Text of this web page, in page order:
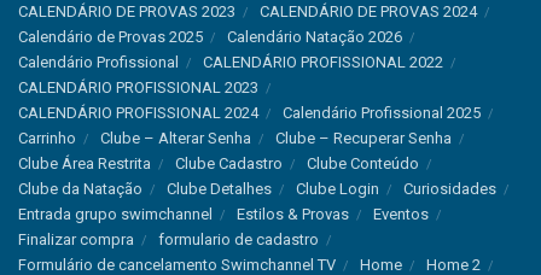
CALENDÁRIO DE PROVAS 2023
CALENDÁRIO DE PROVAS 2024
Calendário de Provas 2025
Calendário Natação 2026
Calendário Profissional
CALENDÁRIO PROFISSIONAL 2022
CALENDÁRIO PROFISSIONAL 2023
CALENDÁRIO PROFISSIONAL 2024
Calendário Profissional 2025
Carrinho
Clube – Alterar Senha
Clube – Recuperar Senha
Clube Área Restrita
Clube Cadastro
Clube Conteúdo
Clube da Natação
Clube Detalhes Clube Login
Curiosidades
Entrada grupo swimchannel
Estilos & Provas
Eventos
Finalizar compra
formulario de cadastro
Formulário de cancelamento Swimchannel TV
Home
Home 2